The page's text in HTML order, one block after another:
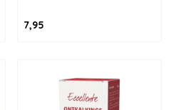
7,95